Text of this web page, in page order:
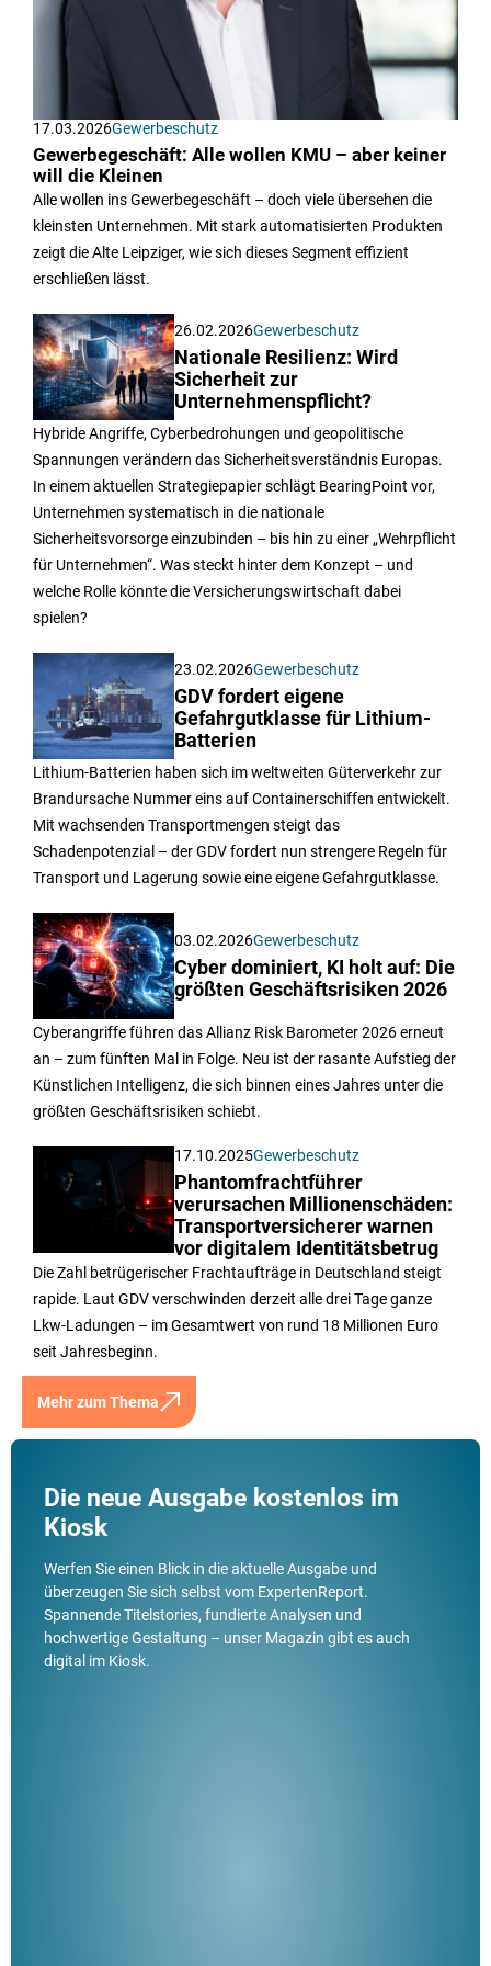
17.03.2026Gewerbeschutz
Gewerbegeschäft: Alle wollen KMU – aber keiner
will die Kleinen
Alle wollen ins Gewerbegeschäft – doch viele übersehen die
kleinsten Unternehmen. Mit stark automatisierten Produkten
zeigt die Alte Leipziger, wie sich dieses Segment effizient
erschließen lässt.
26.02.2026Gewerbeschutz
Nationale Resilienz: Wird
Sicherheit zur
Unternehmenspflicht?
Hybride Angriffe, Cyberbedrohungen und geopolitische
Spannungen verändern das Sicherheitsverständnis Europas.
In einem aktuellen Strategiepapier schlägt BearingPoint vor,
Unternehmen systematisch in die nationale
Sicherheitsvorsorge einzubinden – bis hin zu einer „Wehrpflicht
für Unternehmen“. Was steckt hinter dem Konzept – und
welche Rolle könnte die Versicherungswirtschaft dabei
spielen?
23.02.2026Gewerbeschutz
GDV fordert eigene
Gefahrgutklasse für Lithium-
Batterien
Lithium-Batterien haben sich im weltweiten Güterverkehr zur
Brandursache Nummer eins auf Containerschiffen entwickelt.
Mit wachsenden Transportmengen steigt das
Schadenpotenzial – der GDV fordert nun strengere Regeln für
Transport und Lagerung sowie eine eigene Gefahrgutklasse.
03.02.2026Gewerbeschutz
Cyber dominiert, KI holt auf: Die
größten Geschäftsrisiken 2026
Cyberangriffe führen das Allianz Risk Barometer 2026 erneut
an – zum fünften Mal in Folge. Neu ist der rasante Aufstieg der
Künstlichen Intelligenz, die sich binnen eines Jahres unter die
größten Geschäftsrisiken schiebt.
17.10.2025Gewerbeschutz
Phantomfrachtführer
verursachen Millionenschäden:
Transportversicherer warnen
vor digitalem Identitätsbetrug
Die Zahl betrügerischer Frachtaufträge in Deutschland steigt
rapide. Laut GDV verschwinden derzeit alle drei Tage ganze
Lkw-Ladungen – im Gesamtwert von rund 18 Millionen Euro
seit Jahresbeginn.
Mehr zum Thema
Die neue Ausgabe kostenlos im
Kiosk
Werfen Sie einen Blick in die aktuelle Ausgabe und
überzeugen Sie sich selbst vom ExpertenReport.
Spannende Titelstories, fundierte Analysen und
hochwertige Gestaltung – unser Magazin gibt es auch
digital im Kiosk.